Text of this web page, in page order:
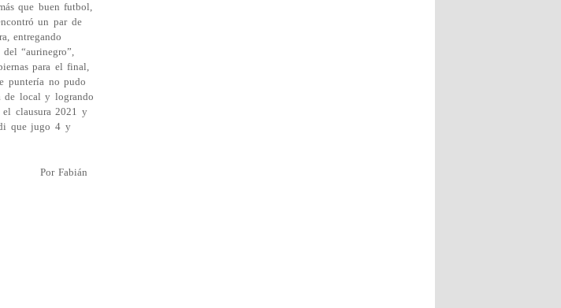
que buen futbol,
un par de
entregando
“aurinegro”,
para el final,
puntería no pudo
de local y logrando
clausura 2021 y
que jugo 4 y